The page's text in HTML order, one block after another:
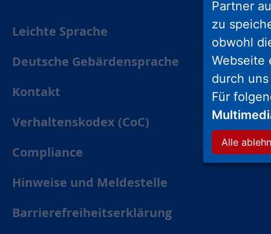
Leichte Sprache
Deutsche Gebärdensprache
Kontakt
Verhaltenskodex (CoC)
Compliance
Hinweise und Meldestelle
Barrierefreiheitserklärung
Partner
zu
obwohl
Webseite
durch
Für
Alle